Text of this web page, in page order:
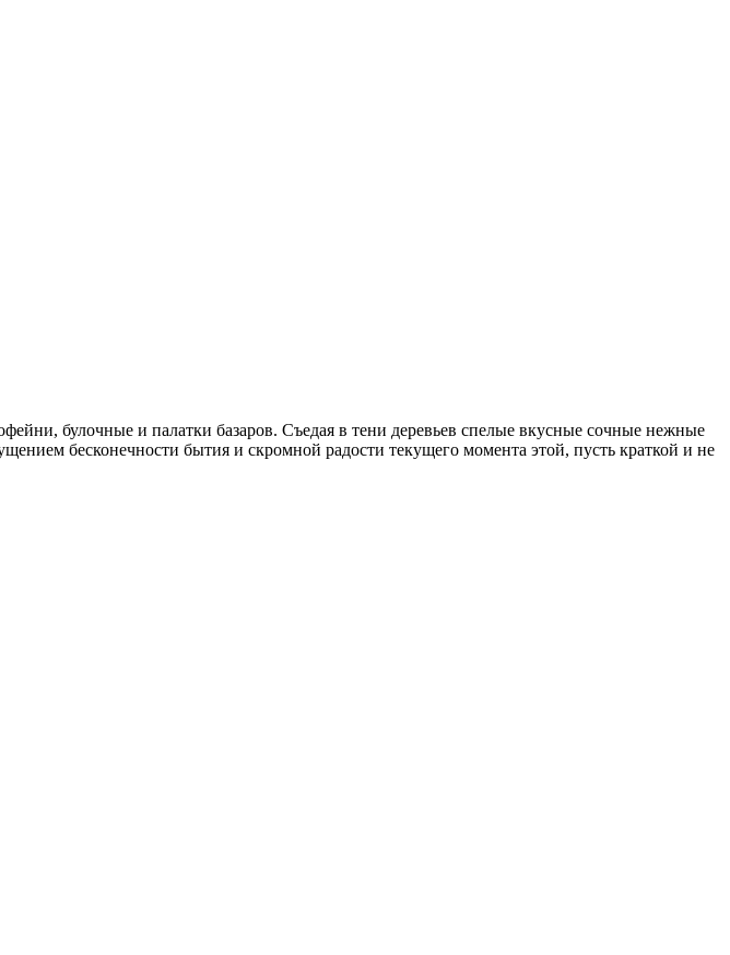
булочные и палатки базаров. Съедая в тени деревьев спелые вкусные сочные нежные
бесконечности бытия и скромной радости текущего момента этой, пусть краткой и не